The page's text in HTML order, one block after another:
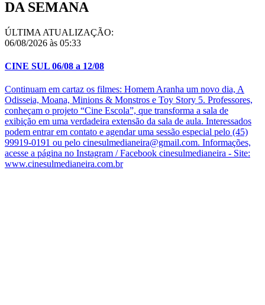
DA SEMANA
ÚLTIMA ATUALIZAÇÃO:
06/08/2026 às 05:33
CINE SUL 06/08 a 12/08
Continuam em cartaz os filmes: Homem Aranha um novo dia, A
Odisseia, Moana, Minions & Monstros e Toy Story 5. Professores,
conheçam o projeto “Cine Escola”, que transforma a sala de
exibição em uma verdadeira extensão da sala de aula. Interessados
podem entrar em contato e agendar uma sessão especial pelo (45)
99919-0191 ou pelo cinesulmedianeira@gmail.com. Informações,
acesse a página no Instagram / Facebook cinesulmedianeira - Site:
www.cinesulmedianeira.com.br